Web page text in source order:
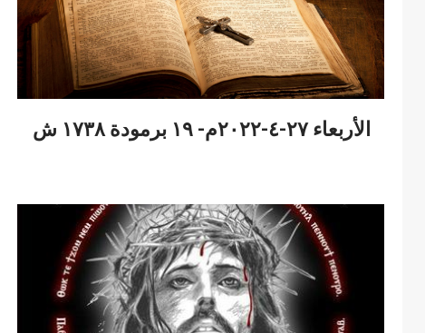
الأربعاء ٢٧-٤-٢٠٢٢م- ١٩ برمودة ١٧٣٨ ش